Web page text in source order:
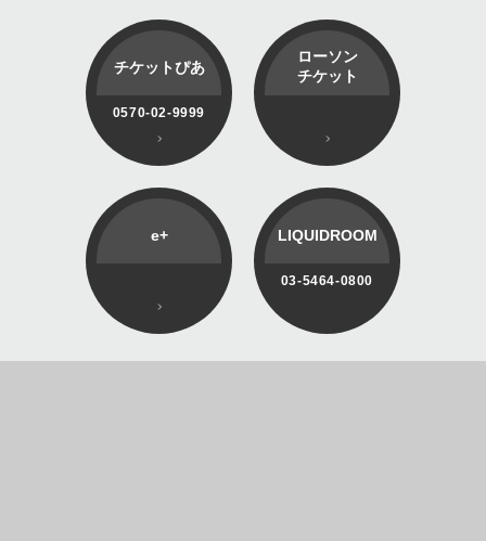
チケットぴあ
0570-02-9999
ローソン
チケット
e+ LIQUIDROOM
03-5464-0800